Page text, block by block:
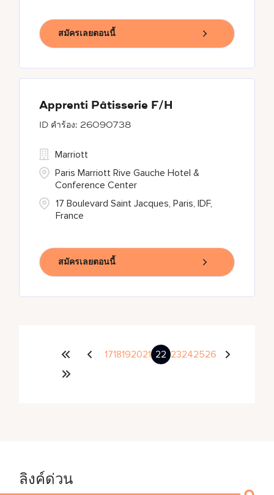
สมัครเลยตอนนี้
Apprenti Pâtisserie F/H
26090738
17 Boulevard Saint Jacques, Paris, IDF,
France
Marriott
Paris Marriott Rive Gauche Hotel &
Conference Center
สมัครเลยตอนนี้
1718192021 22 23242526
ลิงค์ด่วน